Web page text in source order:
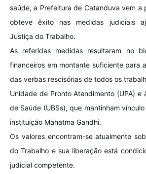
Jornal
Agenda
Diário Oficial
Contato
saúde, a Prefeitura de Catanduva vem a
obteve êxito nas medidas judiciais
Justiça do Trabalho.
As referidas medidas resultaram no
financeiros em montante suficiente para
das verbas rescisórias de todos os
Unidade de Pronto Atendimento (UPA) e
de Saúde (UBSs), que mantinham
instituição Mahatma Gandhi.
Os valores encontram-se atualmente
do Trabalho e sua liberação está
judicial competente.